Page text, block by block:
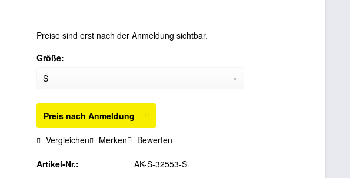
Preise sind erst nach der Anmeldung sichtbar.
Größe:
Preis nach Anmeldung
Vergleichen Merken Bewerten
Artikel-Nr.: AK-S-32553-S